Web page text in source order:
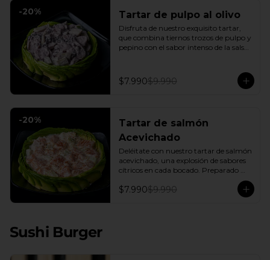
-20% Tartar de pulpo al olivo
Disfruta de nuestro exquisito tartar,
que combina tiernos trozos de pulpo y
pepino con el sabor intenso de la salsa
experiencia única de sabor y textura.
$7.990$9.990
-20%
Tartar de salmón
Acevichado
Deléitate con nuestro tartar de salmón
acevichado, una explosión de sabores
cítricos en cada bocado. Preparado
con una base de pepino fresco y palta
cremosa, este plato es el equilibrio
perfecto. Incluye: 1 Salsa de Soya 30ML
$7.990$9.990
Sushi Burger